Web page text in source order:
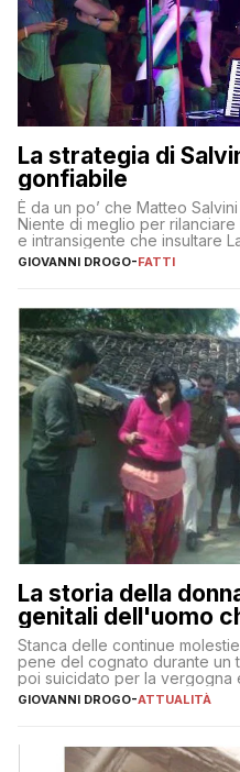
La strategia di
gonfiabile
È da un po’ che Matteo
Niente di meglio per
e intransigente che insultare
una bambola gonfiabile. Le
GIOVANNI DROGO-FATTI
La storia della
genitali dell'uomo
Stanca delle continue
pene del cognato durante un
poi suicidato per la vergogna
omicidio
GIOVANNI DROGO-ATTUALITÀ